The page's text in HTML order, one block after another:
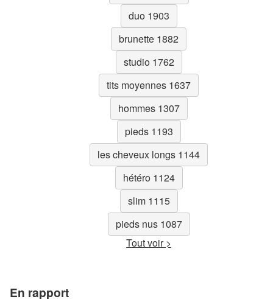
duo 1903
brunette 1882
studio 1762
tits moyennes 1637
hommes 1307
pieds 1193
les cheveux longs 1144
hétéro 1124
slim 1115
pieds nus 1087
Tout voir >
En rapport